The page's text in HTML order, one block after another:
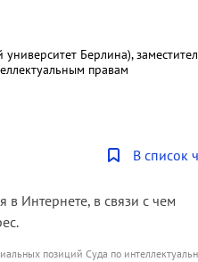
Берлина),
правам
В список
в Интернете, в связи с чем
позиций Суда по